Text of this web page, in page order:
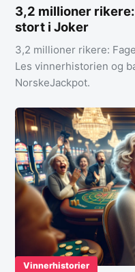
3,2 millioner
stort i Joker
3,2 millioner rikere:
Les vinnerhistorien og
NorskeJackpot.
Vinnerhistorier